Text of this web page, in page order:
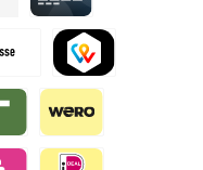
TWINT by mollie
by mollie
Wero
Credit card by mollie